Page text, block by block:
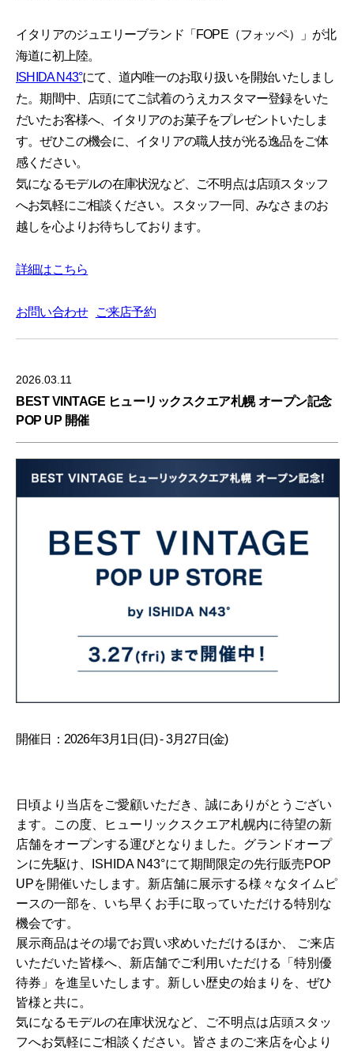
イタリアのジュエリーブランド「FOPE（フォッペ）」が北
海道に初上陸。
ISHIDA N43°にて、道内唯一のお取り扱いを開始いたしまし
た。期間中、店頭にてご試着のうえカスタマー登録をいた
だいたお客様へ、イタリアのお菓子をプレゼントいたしま
す。ぜひこの機会に、イタリアの職人技が光る逸品をご体
感ください。
気になるモデルの在庫状況など、ご不明点は店頭スタッフ
へお気軽にご相談ください。スタッフ一同、みなさまのお
越しを心よりお待ちしております。
詳細はこちら
お問い合わせ ご来店予約
2026.03.11
BEST VINTAGE ヒューリックスクエア札幌 オープン記念
POP UP 開催
開催日：2026年3月1日(日) - 3月27日(金)
日頃より当店をご愛顧いただき、誠にありがとうござい
ます。この度、ヒューリックスクエア札幌内に待望の新
店舗をオープンする運びとなりました。グランドオープ
ンに先駆け、ISHIDA N43°にて期間限定の先行販売POP
UPを開催いたします。新店舗に展示する様々なタイムピ
ースの一部を、いち早くお手に取っていただける特別な
機会です。
展示商品はその場でお買い求めいただけるほか、 ご来店
いただいた皆様へ、新店舗でご利用いただける「特別優
待券」を進呈いたします。新しい歴史の始まりを、ぜひ
皆様と共に。
気になるモデルの在庫状況など、ご不明点は店頭スタッ
フへお気軽にご相談ください。皆さまのご来店を心より